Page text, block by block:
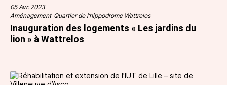
05 Avr. 2023
Aménagement Quartier de l’hippodrome Wattrelos
Inauguration des logements « Les jardins du
lion » à Wattrelos